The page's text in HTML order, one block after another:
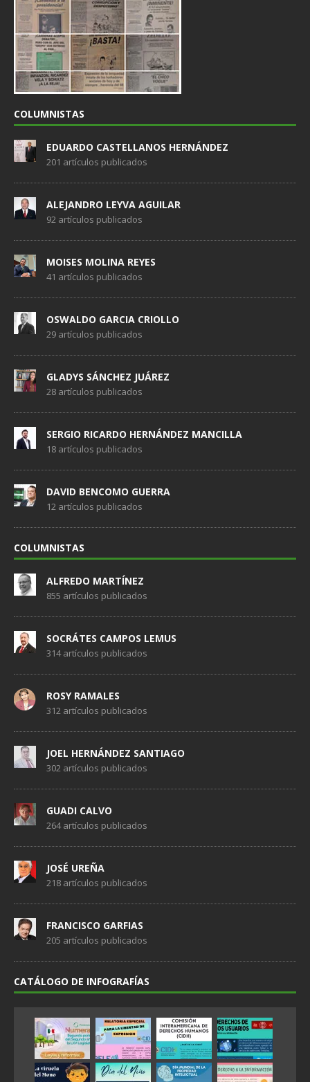
COLUMNISTAS
EDUARDO CASTELLANOS HERNÁNDEZ
201 artículos publicados
ALEJANDRO LEYVA AGUILAR
92 artículos publicados
MOISES MOLINA REYES
41 artículos publicados
OSWALDO GARCIA CRIOLLO
29 artículos publicados
GLADYS SÁNCHEZ JUÁREZ
28 artículos publicados
SERGIO RICARDO HERNÁNDEZ MANCILLA
18 artículos publicados
DAVID BENCOMO GUERRA
12 artículos publicados
COLUMNISTAS
ALFREDO MARTÍNEZ
855 artículos publicados
SOCRÁTES CAMPOS LEMUS
314 artículos publicados
ROSY RAMALES
312 artículos publicados
JOEL HERNÁNDEZ SANTIAGO
302 artículos publicados
GUADI CALVO
264 artículos publicados
JOSÉ UREÑA
218 artículos publicados
FRANCISCO GARFIAS
205 artículos publicados
CATÁLOGO DE INFOGRAFÍAS